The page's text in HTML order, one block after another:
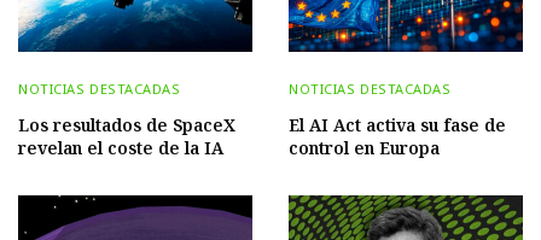
NOTICIAS DESTACADAS
Los resultados de SpaceX
revelan el coste de la IA
NOTICIAS DESTACADAS
El AI Act activa su fase de
control en Europa